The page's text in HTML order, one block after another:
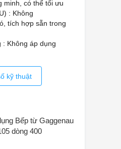
minh, có thể tối ưu
: Không
tích hợp sẵn trong
: Không áp dụng
trái
kỹ thuật
Bếp từ Gaggenau
dòng 400